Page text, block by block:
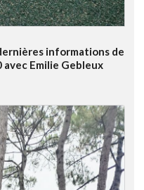
informations de
Emilie Gebleux